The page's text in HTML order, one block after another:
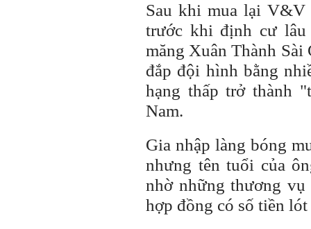
Sau khi mua lại V&V
trước khi định cư
măng Xuân Thành
đắp đội hình bằng
hạng thấp trở thành
Nam.
Gia nhập làng bóng
nhưng tên tuổi của
nhờ những thương vụ
hợp đồng có số tiền